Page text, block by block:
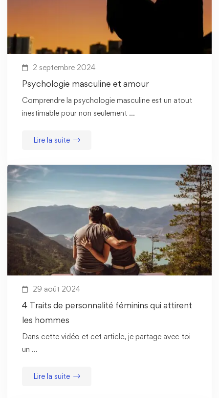
2 septembre 2024
Psychologie masculine et amour
Comprendre la psychologie masculine est un atout
inestimable pour non seulement …
Lire la suite
29 août 2024
4 Traits de personnalité féminins qui attirent
les hommes
Dans cette vidéo et cet article, je partage avec toi
un …
Lire la suite